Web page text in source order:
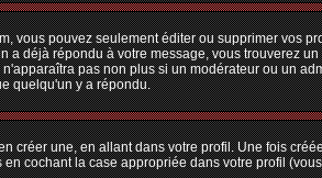
vous pouvez seulement éditer ou supprimer vos
a déjà répondu à votre message, vous trouverez
pas non plus si un modérateur ou un
quelqu'un y a répondu.
créer une, en allant dans votre profil. Une fois
cochant la case appropriée dans votre profil